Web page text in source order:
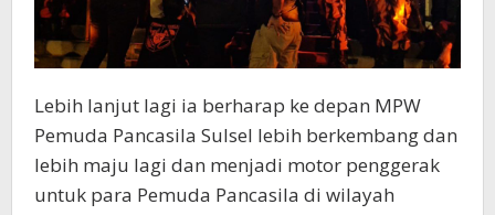
Lebih lanjut lagi ia berharap ke depan MPW
Pemuda Pancasila Sulsel lebih berkembang dan
lebih maju lagi dan menjadi motor penggerak
untuk para Pemuda Pancasila di wilayah